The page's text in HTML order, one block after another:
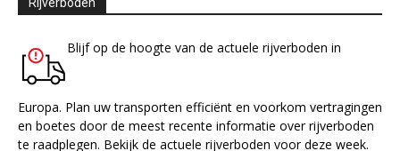
Rijverboden
Blijf op de hoogte van de actuele rijverboden in
Europa. Plan uw transporten efficiënt en voorkom vertragingen
en boetes door de meest recente informatie over rijverboden
te raadplegen. Bekijk de actuele rijverboden voor deze week.